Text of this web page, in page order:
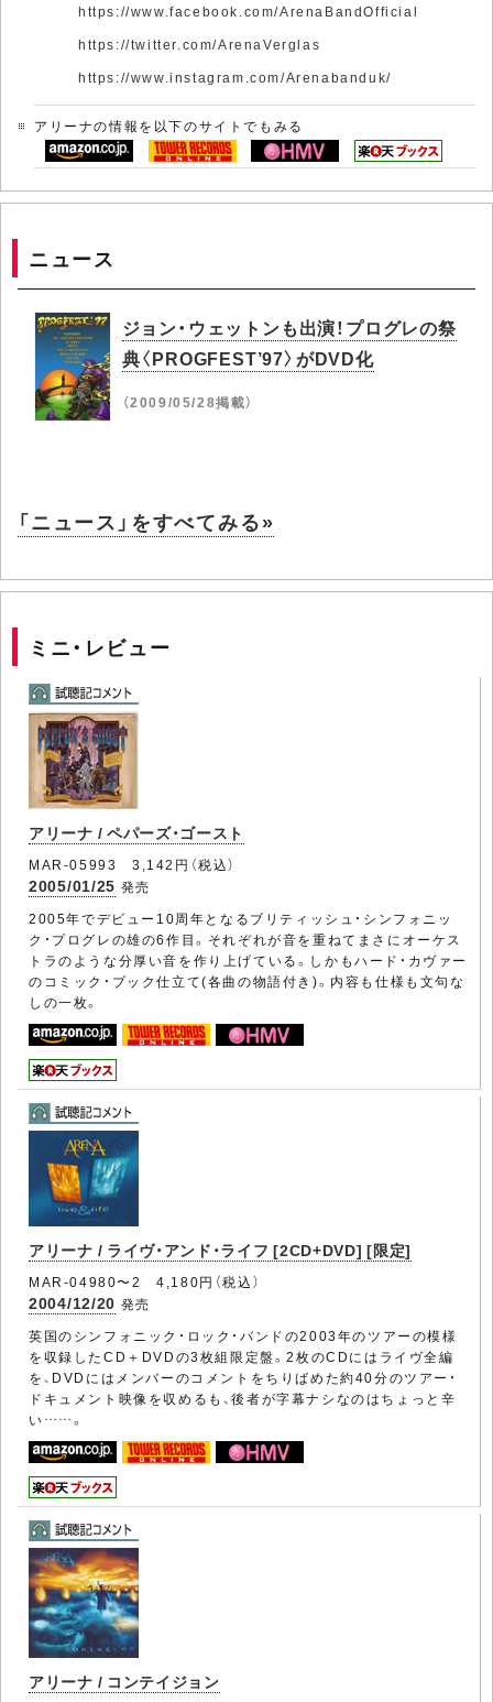
https://www.facebook.com/ArenaBandOfficial
https://twitter.com/ArenaVerglas
https://www.instagram.com/Arenabanduk/
アリーナの情報を以下のサイトでもみる
ニュース
ジョン・ウェットンも出演！プログレの祭
典〈PROGFEST’97〉がDVD化
（2009/05/28掲載）
「ニュース」をすべてみる»
ミニ・レビュー
アリーナ / ペパーズ・ゴースト
MAR-05993 3,142円（税込）
2005/01/25 発売
2005年でデビュー10周年となるブリティッシュ・シンフォニッ
ク・プログレの雄の6作目。それぞれが音を重ねてまさにオーケス
トラのような分厚い音を作り上げている。しかもハード・カヴァー
のコミック・ブック仕立て(各曲の物語付き)。内容も仕様も文句な
しの一枚。
アリーナ / ライヴ・アンド・ライフ [2CD+DVD] [限定]
MAR-04980〜2 4,180円（税込）
2004/12/20 発売
英国のシンフォニック・ロック・バンドの2003年のツアーの模様
を収録したCD＋DVDの3枚組限定盤。2枚のCDにはライヴ全編
を、DVDにはメンバーのコメントをちりばめた約40分のツアー・
ドキュメント映像を収めるも、後者が字幕ナシなのはちょっと辛
い……。
アリーナ / コンテイジョン